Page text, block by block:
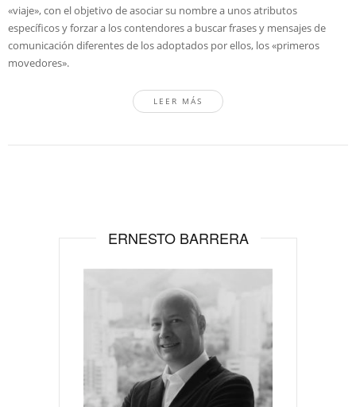
«viaje», con el objetivo de asociar su nombre a unos atributos
específicos y forzar a los contendores a buscar frases y mensajes de
comunicación diferentes de los adoptados por ellos, los «primeros
movedores».
LEER MÁS
ERNESTO BARRERA